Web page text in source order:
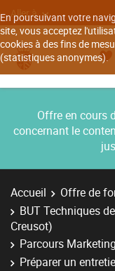
En poursuivant votre
site, vous acceptez
cookies à des fins de
(statistiques anonymes).
Aller à
Offre en cours
concernant le
Accueil Offre de
BUT Techniques
Creusot)
Parcours
Préparer un